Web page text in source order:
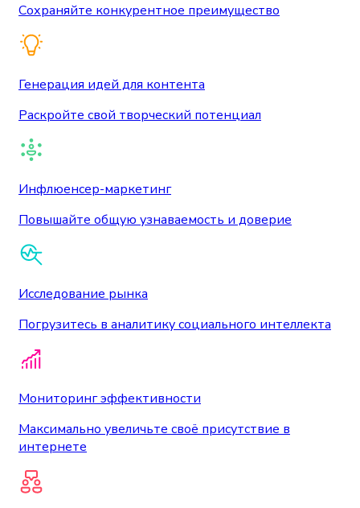
Сохраняйте конкурентное преимущество
Генерация идей для контента
Раскройте свой творческий потенциал
Инфлюенсер-маркетинг
Повышайте общую узнаваемость и доверие
Исследование рынка
Погрузитесь в аналитику социального интеллекта
Мониторинг эффективности
Максимально увеличьте своё присутствие в
интернете